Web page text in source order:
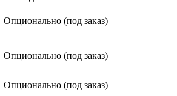
Опционально (под заказ)
Опционально (под заказ)
Опционально (под заказ)